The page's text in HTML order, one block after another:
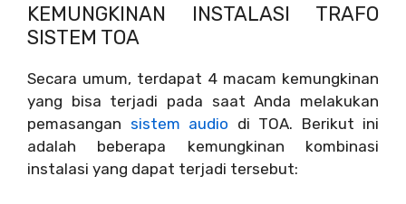
KEMUNGKINAN INSTALASI TRAFO
SISTEM TOA
Secara umum, terdapat 4 macam kemungkinan
yang bisa terjadi pada saat Anda melakukan
pemasangan sistem audio di TOA. Berikut ini
adalah beberapa kemungkinan kombinasi
instalasi yang dapat terjadi tersebut: